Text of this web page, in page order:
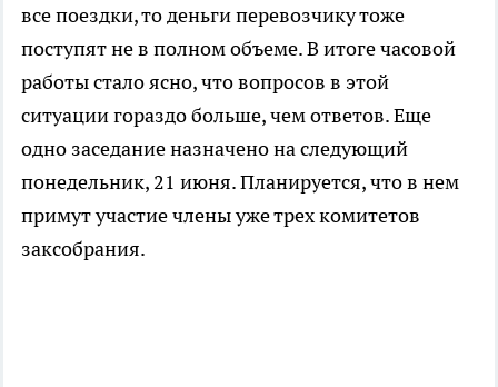
все поездки, то деньги перевозчику тоже
поступят не в полном объеме. В итоге часовой
работы стало ясно, что вопросов в этой
ситуации гораздо больше, чем ответов. Еще
одно заседание назначено на следующий
понедельник, 21 июня. Планируется, что в нем
примут участие члены уже трех комитетов
заксобрания.